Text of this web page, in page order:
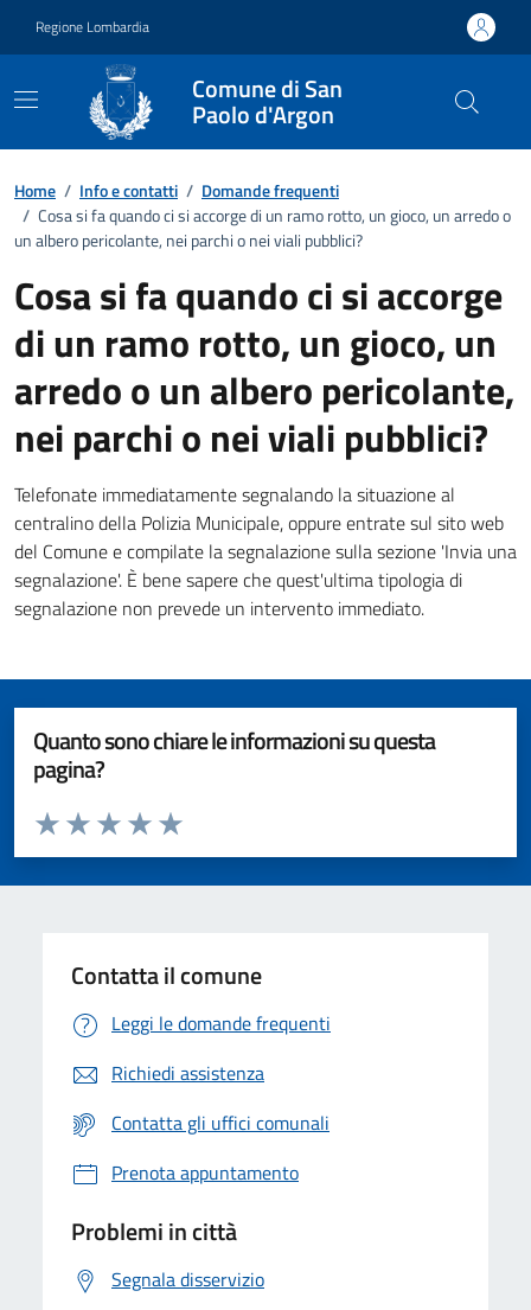
Regione Lombardia
Comune di San
Paolo d'Argon
Dettagli FAQ
Home / Info e contatti / Domande frequenti
/ Cosa si fa quando ci si accorge di un ramo rotto, un gioco, un arredo o
un albero pericolante, nei parchi o nei viali pubblici?
Cosa si fa quando ci si accorge
di un ramo rotto, un gioco, un
arredo o un albero pericolante,
nei parchi o nei viali pubblici?
Telefonate immediatamente segnalando la situazione al
centralino della Polizia Municipale, oppure entrate sul sito web
del Comune e compilate la segnalazione sulla sezione 'Invia una
segnalazione'. È bene sapere che quest'ultima tipologia di
segnalazione non prevede un intervento immediato.
Quanto sono chiare le informazioni su questa
pagina?
Valuta da 1 a 5 stelle la pagina
Valuta 5 stelle su 5
Valuta 4 stelle su 5
Valuta 3 stelle su 5
Valuta 2 stelle su 5
Valuta 1 stelle su 5
Contatta il comune
Leggi le domande frequenti
Richiedi assistenza
Contatta gli uffici comunali
Prenota appuntamento
Problemi in città
Segnala disservizio